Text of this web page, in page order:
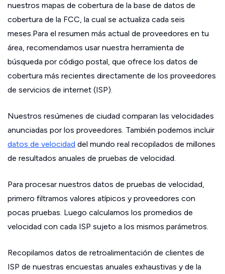
nuestros mapas de cobertura de la base de datos de
cobertura de la FCC, la cual se actualiza cada seis
meses.Para el resumen más actual de proveedores en tu
área, recomendamos usar nuestra herramienta de
búsqueda por código postal, que ofrece los datos de
cobertura más recientes directamente de los proveedores
de servicios de internet (ISP).
Nuestros resúmenes de ciudad comparan las velocidades
anunciadas por los proveedores. También podemos incluir
datos de velocidad del mundo real recopilados de millones
de resultados anuales de pruebas de velocidad.
Para procesar nuestros datos de pruebas de velocidad,
primero filtramos valores atípicos y proveedores con
pocas pruebas. Luego calculamos los promedios de
velocidad con cada ISP sujeto a los mismos parámetros.
Recopilamos datos de retroalimentación de clientes de
ISP de nuestras encuestas anuales exhaustivas y de la